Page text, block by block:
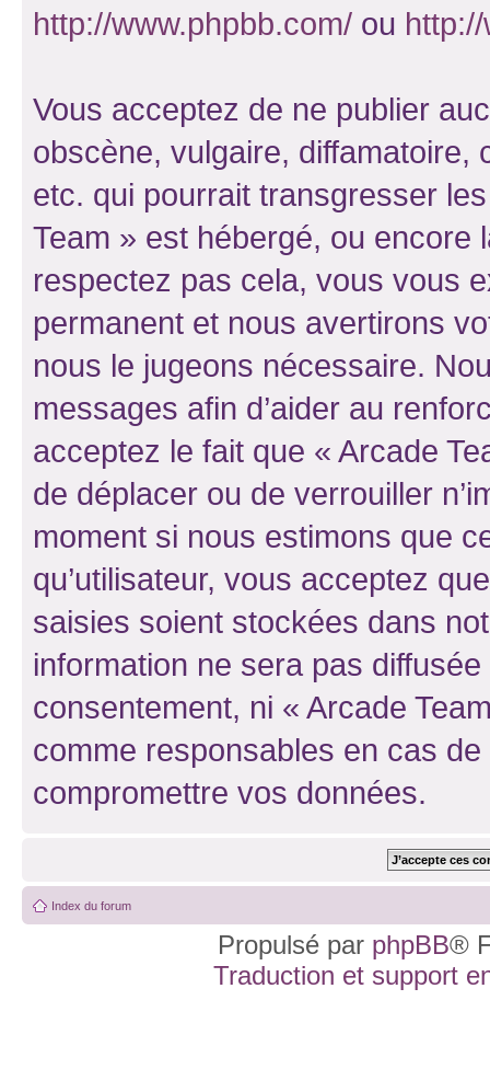
http://www.phpbb.com/ ou
Vous acceptez de ne publier
obscène, vulgaire, diffamatoire,
etc. qui pourrait transgresser
Team » est hébergé, ou encore
respectez pas cela, vous vous
permanent et nous avertirons
nous le jugeons nécessaire.
messages afin d’aider au
acceptez le fait que « Arcade
de déplacer ou de verrouiller
moment si nous estimons que
qu’utilisateur, vous acceptez
saisies soient stockées dans
information ne sera pas
consentement, ni « Arcade
comme responsables en cas
compromettre vos données.
Index du forum
Propulsé par phpBB®
Traduction et support